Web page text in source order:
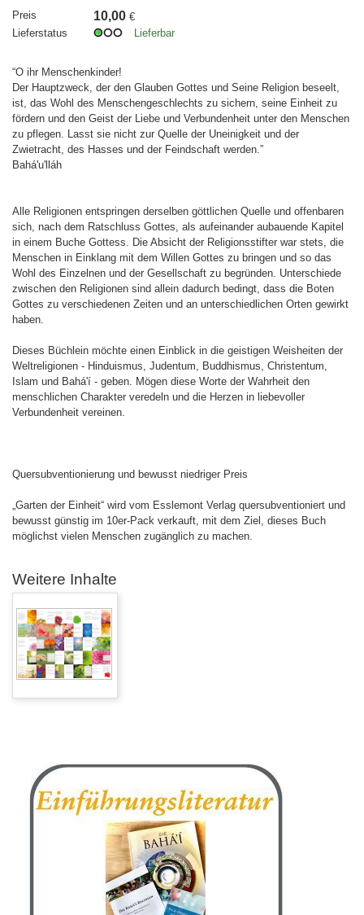
Preis
10,00 €
Lieferstatus
Lieferbar
“O ihr Menschenkinder!
Der Hauptzweck, der den Glauben Gottes und Seine Religion beseelt,
ist, das Wohl des Menschengeschlechts zu sichern, seine Einheit zu
fördern und den Geist der Liebe und Verbundenheit unter den Menschen
zu pflegen. Lasst sie nicht zur Quelle der Uneinigkeit und der
Zwietracht, des Hasses und der Feindschaft werden.”
Bahá'u'lláh
Alle Religionen entspringen derselben göttlichen Quelle und offenbaren
sich, nach dem Ratschluss Gottes, als aufeinander aubauende Kapitel
in einem Buche Gottess. Die Absicht der Religionsstifter war stets, die
Menschen in Einklang mit dem Willen Gottes zu bringen und so das
Wohl des Einzelnen und der Gesellschaft zu begründen. Unterschiede
zwischen den Religionen sind allein dadurch bedingt, dass die Boten
Gottes zu verschiedenen Zeiten und an unterschiedlichen Orten gewirkt
haben.
Dieses Büchlein möchte einen Einblick in die geistigen Weisheiten der
Weltreligionen - Hinduismus, Judentum, Buddhismus, Christentum,
Islam und Bahá'í - geben. Mögen diese Worte der Wahrheit den
menschlichen Charakter veredeln und die Herzen in liebevoller
Verbundenheit vereinen.
Quersubventionierung und bewusst niedriger Preis
„Garten der Einheit“ wird vom Esslemont Verlag quersubventioniert und
bewusst günstig im 10er-Pack verkauft, mit dem Ziel, dieses Buch
möglichst vielen Menschen zugänglich zu machen.
Weitere Inhalte